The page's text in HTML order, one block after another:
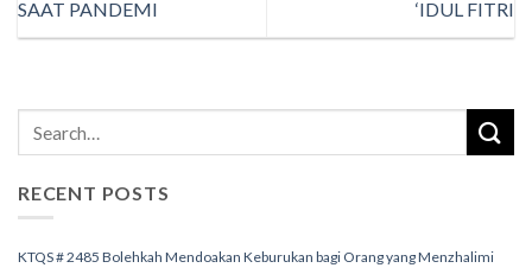
SAAT PANDEMI
‘IDUL FITRI
RECENT POSTS
KTQS # 2485 Bolehkah Mendoakan Keburukan bagi Orang yang Menzhalimi